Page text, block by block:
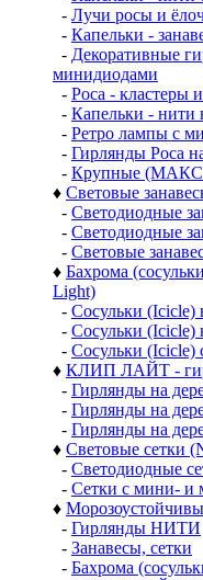
- Лучи росы и
- Капельки -
- Декоративные
минидиодами
- Роса - кластеры
- Капельки - нити
- Ретро лампы с
- Гирлянды Роса
- Крупные
♦ Световые
- Светодиодные
- Светодиодные
- Световые
♦ Бахрома
Light)
- Сосульки
- Сосульки (Icicle)
- Сосульки (Icicle)
♦ КЛИП ЛАЙТ -
- Гирлянды на
- Гирлянды на
- Гирлянды на
♦ Световые сетки
- Светодиодные
- Сетки с мини- и
♦
- Гирлянды НИТИ
- Занавесы, сетки
- Бахрома